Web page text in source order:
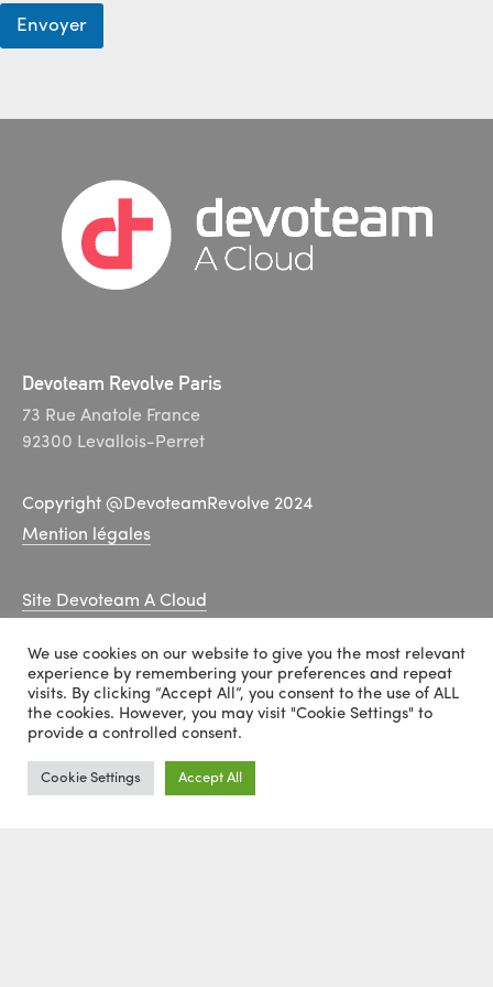
Envoyer
Devoteam Revolve Paris
73 Rue Anatole France
92300 Levallois-Perret
Copyright @DevoteamRevolve 2024
Mention légales
Site Devoteam A Cloud
Accessibilité et déroulé des formations
Catalogue de formations
Linkedin
We use cookies on our website to give you the most relevant
experience by remembering your preferences and repeat
visits. By clicking “Accept All”, you consent to the use of ALL
the cookies. However, you may visit "Cookie Settings" to
provide a controlled consent.
Cookie Settings Accept All